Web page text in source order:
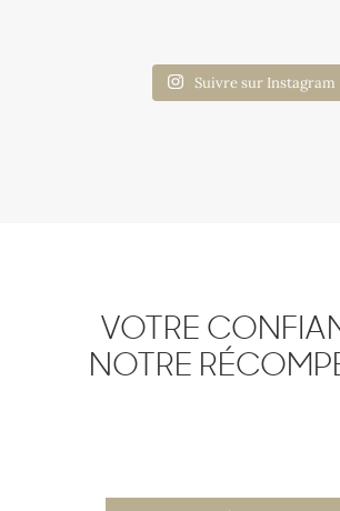
Suivre sur Instagram
VOTRE
NOTRE